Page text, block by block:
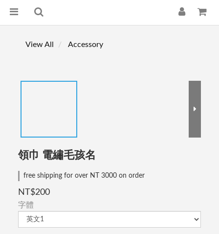
View All Accessory
領巾 電繡毛孩名
free shipping for over NT 3000 on order
NT$200
字體